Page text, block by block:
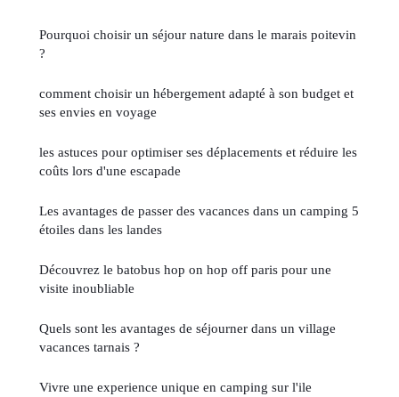
Pourquoi choisir un séjour nature dans le marais poitevin
?
comment choisir un hébergement adapté à son budget et
ses envies en voyage
les astuces pour optimiser ses déplacements et réduire les
coûts lors d'une escapade
Les avantages de passer des vacances dans un camping 5
étoiles dans les landes
Découvrez le batobus hop on hop off paris pour une
visite inoubliable
Quels sont les avantages de séjourner dans un village
vacances tarnais ?
Vivre une experience unique en camping sur l'ile